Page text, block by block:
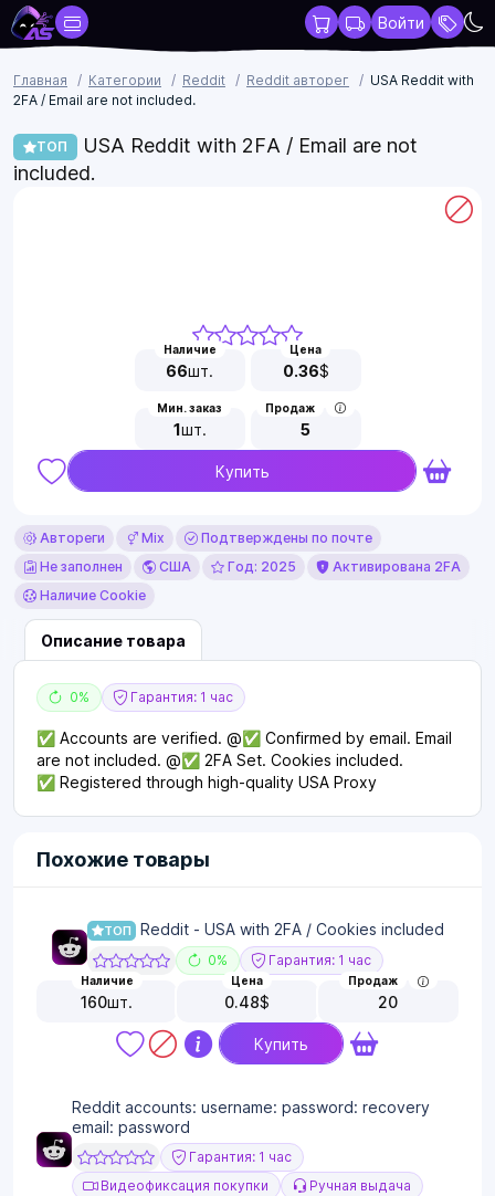
Войти
Главная Категории Reddit Reddit авторег
USA Reddit with
2FA / Email are not included.
ТОП
USA Reddit with 2FA / Email are not
included.
Наличие
66шт.
Цена
0.36$
Мин. заказ
1шт.
Продаж
5
Купить
Автореги Mix
Подтверждены по почте
Не заполнен
США Год: 2025
Активирована 2FA
Наличие Cookie
Описание товара
0% Гарантия: 1 час
✅ Accounts are verified. @✅ Confirmed by email. Email
are not included. @✅ 2FA Set. Cookies included.
✅ Registered through high-quality USA Proxy
Похожие товары
ТОП Reddit - USA with 2FA / Cookies included
0% Гарантия: 1 час
Наличие
160шт.
Цена
0.48$
Продаж
20
Купить
Reddit accounts: username: password: recovery
email: password
Гарантия: 1 час
Видеофиксация покупки
Ручная выдача